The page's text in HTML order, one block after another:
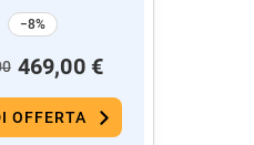
−8%
469,00 €
OFFERTA